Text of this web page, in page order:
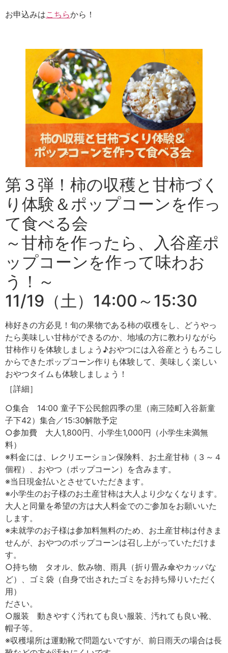
お申込みはこちらから！
第３弾！柿の収穫と甘柿づく
り体験＆ポップコーンを作っ
て食べる会
～甘柿を作ったら、入谷産ポ
ップコーンを作って味わお
う！～
11/19（土）14:00～15:30
柿好きの方必見！旬の果物である柿の収穫をし、どうやっ
たら美味しい甘柿ができるのか、地域の方に教わりながら
甘柿作りを体験しましょう♪おやつには入谷産とうもろこし
からできたポップコーン作りも体験して、美味しく楽しい
おやつタイムも体験しましょう！
［詳細］
○集合 14:00 童子下公民館四季の里（南三陸町入谷新童
子下42）集合／15:30解散予定
○参加費 大人1,800円、小学生1,000円（小学生未満無
料）
※料金には、レクリエーション保険料、お土産甘柿（３～４
個程）、おやつ（ポップコーン）を含みます。
※当日現金払いとさせていただきます。
※小学生のお子様のお土産甘柿は大人より少なくなります。
大人と同量を希望の方は大人料金でのご参加をお願いいた
します。
※未就学のお子様は参加料無料のため、お土産甘柿は付きま
せんが、おやつのポップコーンは召し上がっていただけま
す。
○持ち物 タオル、飲み物、雨具（折り畳み傘やカッパな
ど）、ゴミ袋（自身で出されたゴミをお持ち帰りいただく
用）
ださい。
○服装 動きやすく汚れても良い服装、汚れても良い靴、
帽子等。
※収穫場所は運動靴で問題ないですが、前日雨天の場合は長